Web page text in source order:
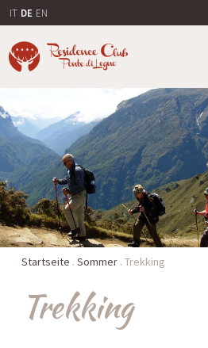
IT DE EN
Startseite . Sommer . Trekking
Trekking